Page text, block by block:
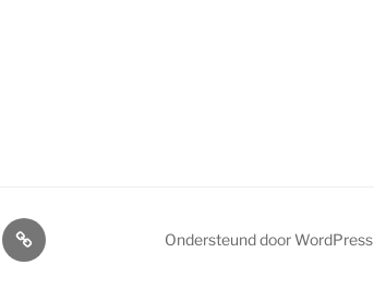
Afdelingen Ondersteund door WordPress